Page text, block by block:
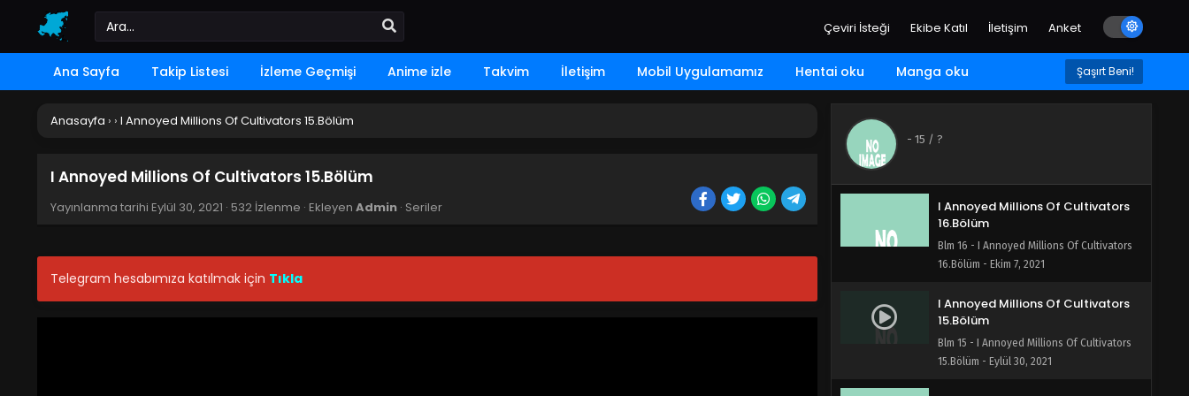
Çeviri İsteği Ekibe Katıl İletişim Anket
Ana Sayfa Takip Listesi İzleme Geçmişi Anime izle Takvim İletişim Mobil Uygulamamız Hentai oku Manga oku Şaşırt Beni!
Anasayfa › › I Annoyed Millions Of Cultivators 15.Bölüm
I Annoyed Millions Of Cultivators 15.Bölüm
Yayınlanma tarihi Eylül 30, 2021 · 532 İzlenme · Ekleyen Admin · Seriler
Telegram hesabımıza katılmak için Tıkla
- 15 / ?
I Annoyed Millions Of Cultivators
18.Bölüm
Blm 18 - I Annoyed Millions Of Cultivators
18.Bölüm - Ekim 17, 2021
I Annoyed Millions Of Cultivators
16.Bölüm
Blm 16 - I Annoyed Millions Of Cultivators
16.Bölüm - Ekim 7, 2021
I Annoyed Millions Of Cultivators
15.Bölüm
Blm 15 - I Annoyed Millions Of Cultivators
15.Bölüm - Eylül 30, 2021